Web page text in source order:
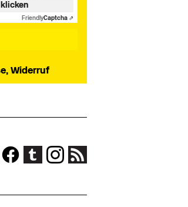
klicken
FriendlyCaptcha ⇗
Widerruf